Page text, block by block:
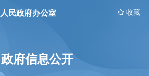
民政府办公室  收藏
政府信息公开